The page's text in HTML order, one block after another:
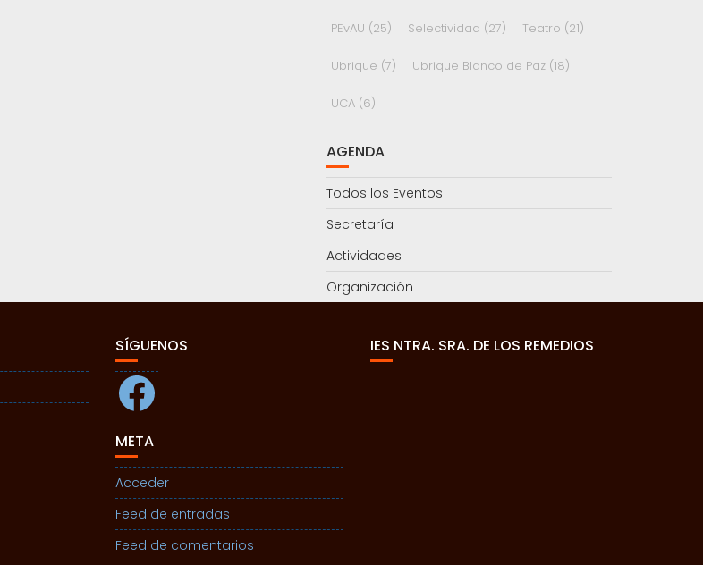
PEvAU (25) Selectividad (27) Teatro (21)
Ubrique (7) Ubrique Blanco de Paz(18)
UCA(6)
AGENDA
Todos los Eventos
Secretaría
Actividades
Organización
SÍGUENOS
Facebook
META
Acceder
Feed de entradas
Feed de comentarios
IES NTRA. SRA. DE LOS REMEDIOS